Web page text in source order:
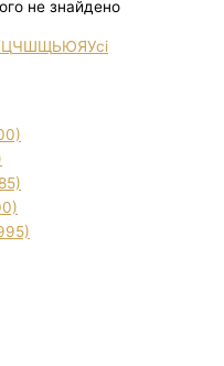
не знайдено
ЦЧШЩЬЮЯУсі